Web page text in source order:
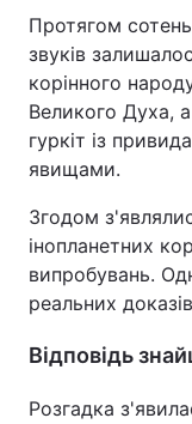
Протягом
звуків
корінного
Великого Духа, а
гуркіт із
явищами.
Згодом
інопланетних
випробувань.
реальних
Відповідь
Розгадка